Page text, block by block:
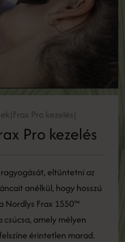
|Frax Pro kezelés|
Pro kezelés
eltüntetni az
anélkül, hogy hosszú
Nordlys Frax 1550™
csúcsa, amely mélyen
érintetlen marad.